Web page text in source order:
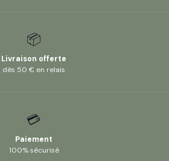
📦
Livraison offerte
dès 50 € en relais
💳
Paiement
100% sécurisé